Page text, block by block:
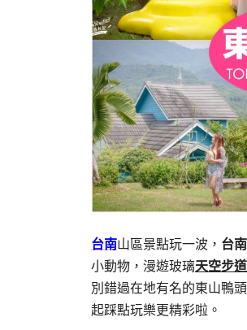
台南山區景點玩一波， 台
小動物，漫遊玻璃天空步道
別錯過在地有名的東山鴨
起踩點玩樂更精彩啦。